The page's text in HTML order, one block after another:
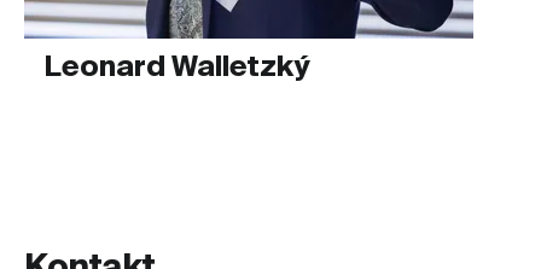
Leonard Walletzký